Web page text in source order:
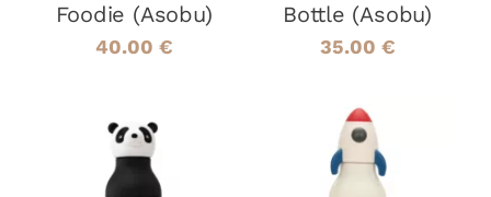
Foodie (Asobu)
40.00 €
Bottle (Asobu)
35.00 €
AJOUTER AU
AJOUTER AU